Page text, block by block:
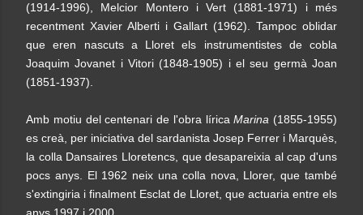
(1914-1996), Melcior Montero i Vert (1881-1971) i més
recentment Xavier Alberti i Gallart (1962). Tampoc oblidar
que eren nascuts a Lloret els instrumentistes de cobla
Joaquim Jovanet i Vitori (1848-1905) i el seu germà Joan
(1851-1937).
Amb motiu del centenari de l'obra líricaMarina (1855-1955)
es creà, per iniciativa del sardanista Josep Ferrer i Marquès,
la colla Dansaires Lloretencs, que desapareixia al cap d'uns
pocs anys. El 1962 neix una colla nova, Llorer, que també
s'extingiria i finalment Esclat de Lloret, que actuaria entre els